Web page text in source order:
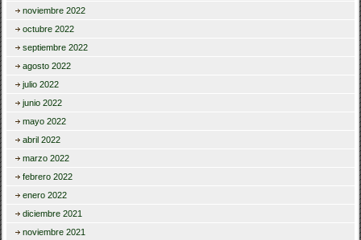
noviembre 2022
octubre 2022
septiembre 2022
agosto 2022
julio 2022
junio 2022
mayo 2022
abril 2022
marzo 2022
febrero 2022
enero 2022
diciembre 2021
noviembre 2021